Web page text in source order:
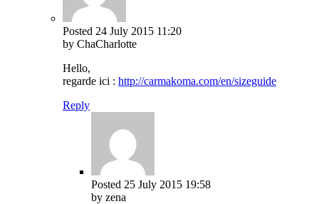
Posted 24 July 2015 11:20
by ChaCharlotte
Hello,
regarde ici : http://carmakoma.com/en/sizeguide
Reply
Posted 25 July 2015 19:58
by zena